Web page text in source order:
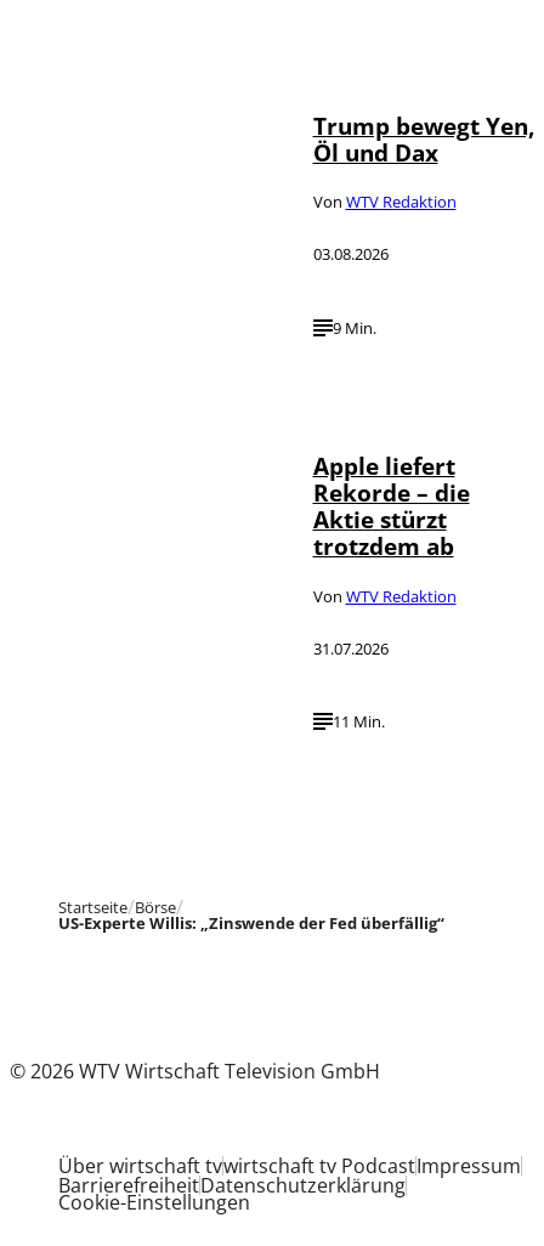
Trump bewegt Yen,
Öl und Dax
Von WTV Redaktion
03.08.2026
9 Min.
Apple liefert
Rekorde – die
Aktie stürzt
trotzdem ab
Von WTV Redaktion
31.07.2026
11 Min.
Startseite Börse
US-Experte Willis: „Zinswende der Fed überfällig“
© 2026 WTV Wirtschaft Television GmbH
Über wirtschaft tvwirtschaft tv PodcastImpressum
BarrierefreiheitDatenschutzerklärung
Cookie-Einstellungen